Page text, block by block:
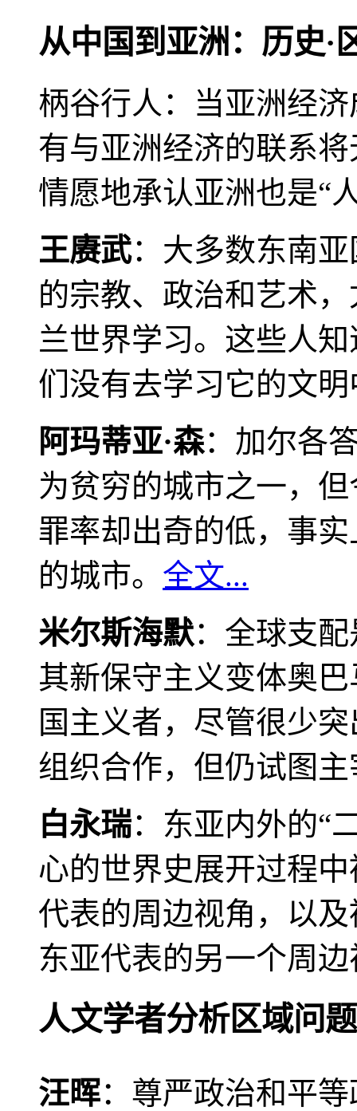
从中国到亚洲：历史·
柄谷行人：当亚洲经
有与亚洲经济的联系
情愿地承认亚洲也是“
王赓武：大多数东南
的宗教、政治和艺术
兰世界学习。这些人
们没有去学习它的文
阿玛蒂亚·森：加尔各
为贫穷的城市之一，
罪率却出奇的低，事
的城市。 全文...
米尔斯海默：全球支
其新保守主义变体奥
国主义者，尽管很少
组织合作，但仍试图
白永瑞：东亚内外的“
心的世界史展开过程
代表的周边视角，以
东亚代表的另一个周
人文学者分析区域问题
汪晖：尊严政治和平